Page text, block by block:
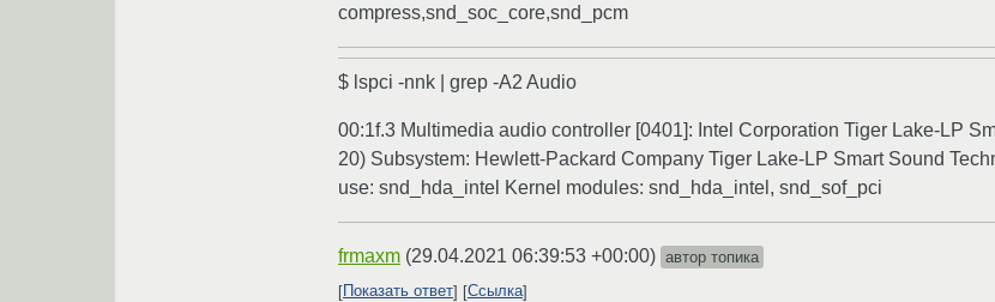
compress,snd_soc_core,snd_pcm
$ lspci -nnk | grep -A2 Audio
00:1f.3 Multimedia audio controller [0401]: Intel Corporation Tiger Lake-LP
20) Subsystem: Hewlett-Packard Company Tiger Lake-LP Smart Sound
use: snd_hda_intel Kernel modules: snd_hda_intel, snd_sof_pci
frmaxm (29.04.2021 06:39:53 +00:00) автор топика
Показать ответ
Ссылка